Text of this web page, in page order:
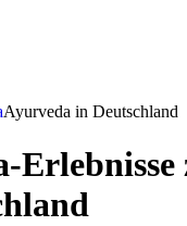
Ayurveda in Deutschland
Erlebnisse